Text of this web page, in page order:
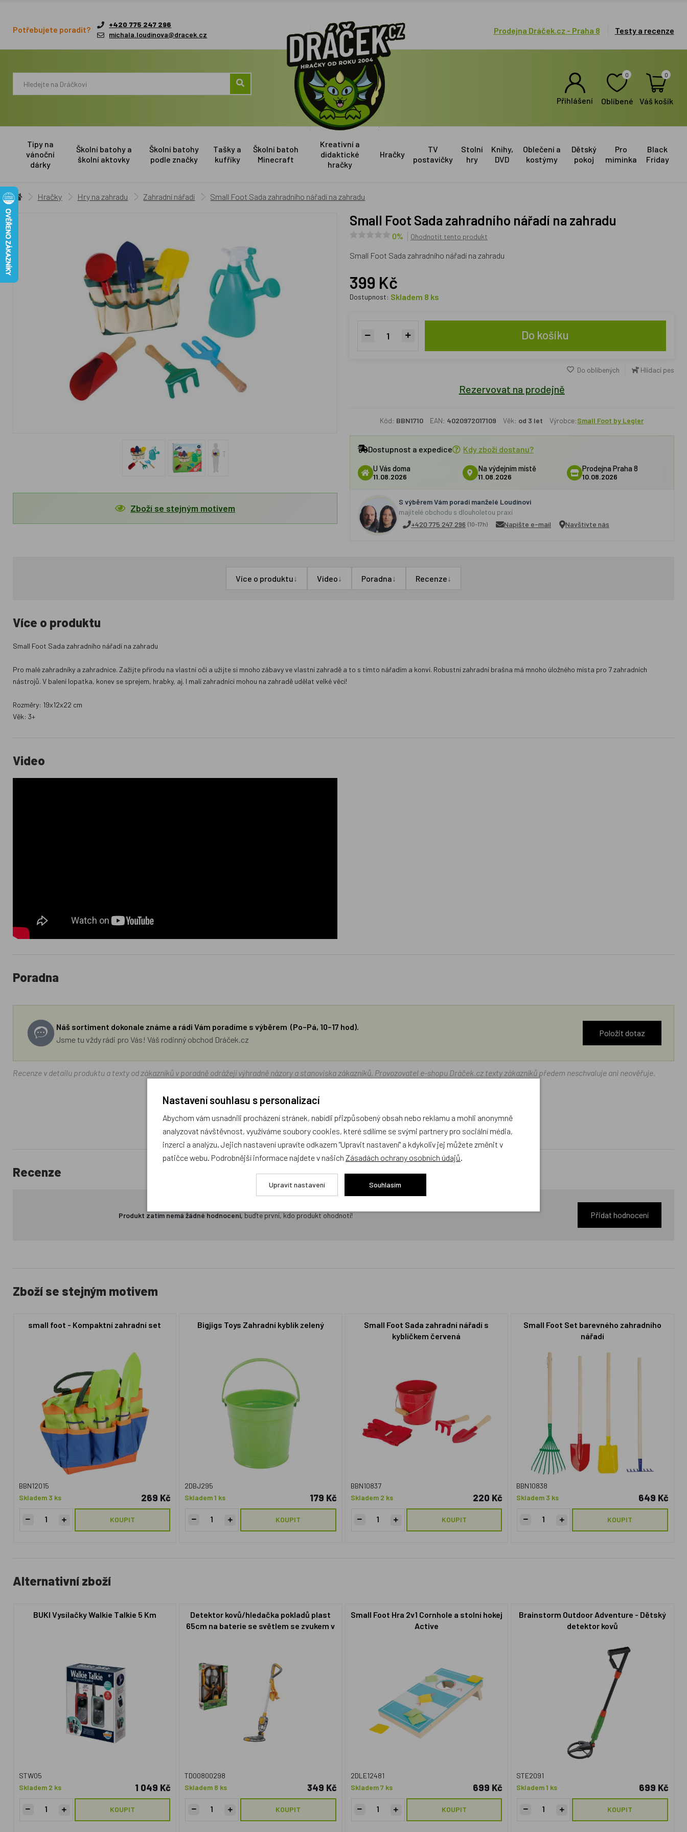
Potřebujete poradit?
+420 775 247 296
michala.loudinova@dracek.cz
Prodejna Dráček.cz - Praha 8 Testy a recenze
Přihlášení
0
Oblíbené
0
Váš košík
Tipy na
vánoční
dárky
Školní batohy a
školní aktovky
Školní batohy
podle značky
Tašky a
kufříky
Školní batoh
Minecraft
Kreativní a
didaktické
hračky
Hračky
TV
postavičky
Stolní
hry
Knihy,
DVD
Oblečení a
kostýmy
Dětský
pokoj
Pro
miminka
Black
Friday
Hračky Hry na zahradu Zahradní nářadí Small Foot Sada zahradního nářadí na zahradu
Zboží se stejným motivem
Small Foot Sada zahradního nářadí na zahradu
0% Ohodnotit tento produkt
Small Foot Sada zahradního nářadí na zahradu
399 Kč
Dostupnost: Skladem 8 ks
Do košíku
Do oblíbených Hlídací pes
Rezervovat na prodejně
Kód: BBN1710 EAN: 4020972017109 Věk: od 3 let Výrobce:Small Foot by Legler
Dostupnost a expedice Kdy zboží dostanu?
U Vás doma
11.08.2026
Na výdejním místě
11.08.2026
Prodejna Praha 8
10.08.2026
S výběrem Vám poradí manželé Loudínovi
majitelé obchodu s dlouholetou praxí
+420 775 247 296 (10-17h) Napište e-mail Navštivte nás
Více o produktu↓ Video↓ Poradna↓ Recenze↓
Více o produktu
Small Foot Sada zahradního nářadí na zahradu
Pro malé zahradníky a zahradnice. Zažijte přírodu na vlastní oči a užijte si mnoho zábavy ve vlastní zahradě a to s tímto nářadím a konví. Robustní zahradní brašna má mnoho úložného místa pro 7 zahradních
nástrojů. V balení lopatka, konev se sprejem, hrabky, aj. I malí zahradníci mohou na zahradě udělat velké věci!
Rozměry: 19x12x22 cm
Věk: 3+
Video
Poradna
Náš sortiment dokonale známe a rádi Vám poradíme s výběrem (Po–Pá, 10–17 hod).
Jsme tu vždy rádi pro Vás! Váš rodinný obchod Dráček.cz
Položit dotaz
Recenze v detailu produktu a texty od zákazníků v poradně odrážejí výhradně názory a stanoviska zákazníků. Provozovatel e-shopu Dráček.cz texty zákazníků předem neschvaluje ani neověřuje.
Zatím zde nejsou žádné dotazy. Buďte první, kdo se zeptá!
Recenze
Produkt zatím nemá žádné hodnocení, buďte první, kdo produkt ohodnotí! Přidat hodnocení
Zboží se stejným motivem
small foot - Kompaktní zahradní set
BBN12015
Skladem 3 ks
269 Kč
KOUPIT
Bigjigs Toys Zahradní kyblík zelený
2DBJ295
Skladem 1 ks
179 Kč
KOUPIT
Small Foot Sada zahradní nářadí s
kyblíčkem červená
BBN10837
Skladem 2 ks
220 Kč
KOUPIT
Small Foot Set barevného zahradního
nářadí
BBN10838
Skladem 3 ks
649 Kč
KOUPIT
Alternativní zboží
BUKI Vysílačky Walkie Talkie 5 Km
STW05
Skladem 2 ks
1 049 Kč
KOUPIT
Detektor kovů/hledačka pokladů plast
65cm na baterie se světlem se zvukem v
TD00800298
Skladem 8 ks
349 Kč
KOUPIT
Small Foot Hra 2v1 Cornhole a stolní hokej
Active
2DLE12481
Skladem 7 ks
699 Kč
KOUPIT
Brainstorm Outdoor Adventure - Dětský
detektor kovů
STE2091
Skladem 1 ks
699 Kč
KOUPIT
Nastavení souhlasu s personalizací
Abychom vám usnadnili procházení stránek, nabídli přizpůsobený obsah nebo reklamu a mohli anonymně
analyzovat návštěvnost, využíváme soubory cookies, které sdílíme se svými partnery pro sociální média,
inzerci a analýzu. Jejich nastavení upravíte odkazem "Upravit nastavení" a kdykoliv jej můžete změnit v
patičce webu. Podrobnější informace najdete v našich Zásadách ochrany osobních údajů.
Upravit nastavení Souhlasím